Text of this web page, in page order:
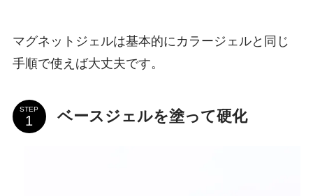
マグネットジェルは基本的にカラージェルと同じ
手順で使えば大丈夫です。
STEP ベースジェルを塗って硬化